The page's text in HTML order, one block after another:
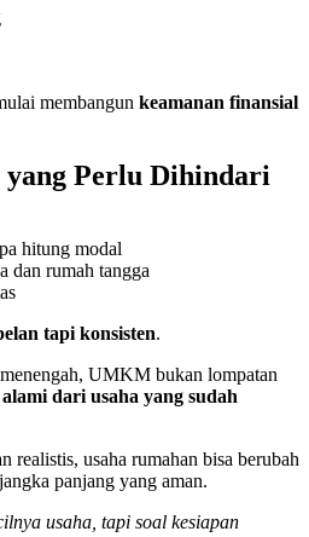
membangun keamanan finansial
yang Perlu Dihindari
hitung modal
dan rumah tangga
tapi konsisten.
UMKM bukan lompatan
dari usaha yang sudah
realistis, usaha rumahan bisa berubah
panjang yang aman.
usaha, tapi soal kesiapan